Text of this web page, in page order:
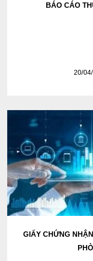
BÁO CÁO
20/
GIẤY CHỨNG